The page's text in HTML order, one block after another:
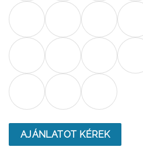
AJÁNLATOT KÉREK